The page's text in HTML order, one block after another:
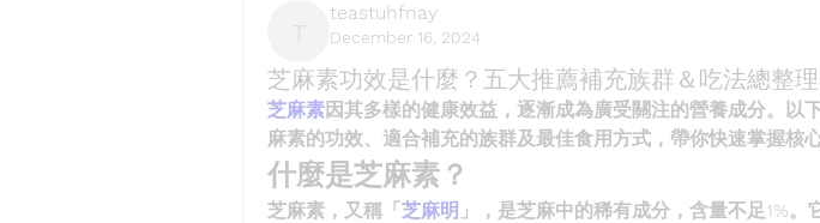
teastuhfnay
teastuhfnay
December 16, 2024
芝麻素功效是什麼？五大推薦補充族群＆吃法總整理
芝麻素因其多樣的健康效益，逐漸成為廣受關注的營養成分。以
麻素的功效、適合補充的族群及最佳食用方式，帶你快速掌握核
什麼是芝麻素？
芝麻素，又稱「芝麻明 」，是芝麻中的稀有成分，含量不足1%。